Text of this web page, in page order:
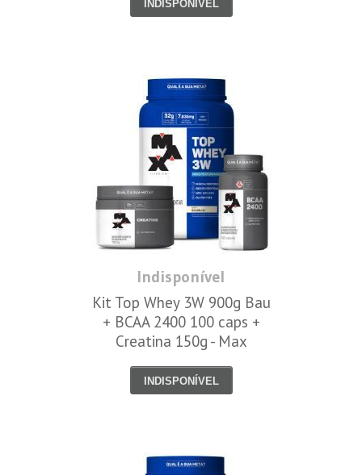
INDISPONÍVEL
Indisponível
Kit Top Whey 3W 900g Bau
+ BCAA 2400 100 caps +
Creatina 150g - Max
INDISPONÍVEL